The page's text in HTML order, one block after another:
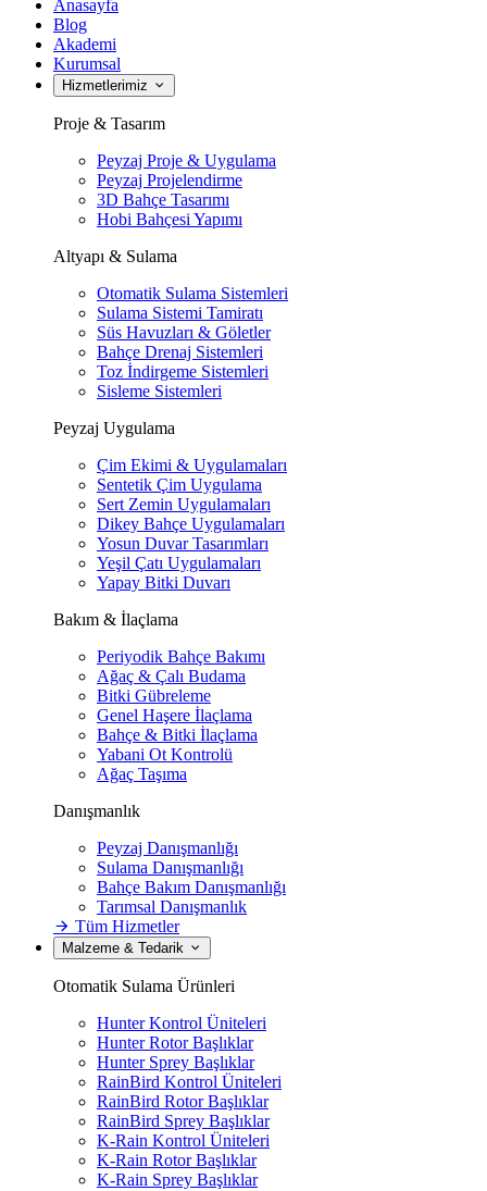
Anasayfa
Blog
Akademi
Kurumsal
Hizmetlerimiz
Proje & Tasarım
Peyzaj Proje & Uygulama
Peyzaj Projelendirme
3D Bahçe Tasarımı
Hobi Bahçesi Yapımı
Altyapı & Sulama
Otomatik Sulama Sistemleri
Sulama Sistemi Tamiratı
Süs Havuzları & Göletler
Bahçe Drenaj Sistemleri
Toz İndirgeme Sistemleri
Sisleme Sistemleri
Peyzaj Uygulama
Çim Ekimi & Uygulamaları
Sentetik Çim Uygulama
Sert Zemin Uygulamaları
Dikey Bahçe Uygulamaları
Yosun Duvar Tasarımları
Yeşil Çatı Uygulamaları
Yapay Bitki Duvarı
Bakım & İlaçlama
Periyodik Bahçe Bakımı
Ağaç & Çalı Budama
Bitki Gübreleme
Genel Haşere İlaçlama
Bahçe & Bitki İlaçlama
Yabani Ot Kontrolü
Ağaç Taşıma
Danışmanlık
Peyzaj Danışmanlığı
Sulama Danışmanlığı
Bahçe Bakım Danışmanlığı
Tarımsal Danışmanlık
Tüm Hizmetler
Malzeme & Tedarik
Otomatik Sulama Ürünleri
Hunter Kontrol Üniteleri
Hunter Rotor Başlıklar
Hunter Sprey Başlıklar
RainBird Kontrol Üniteleri
RainBird Rotor Başlıklar
RainBird Sprey Başlıklar
K-Rain Kontrol Üniteleri
K-Rain Rotor Başlıklar
K-Rain Sprey Başlıklar